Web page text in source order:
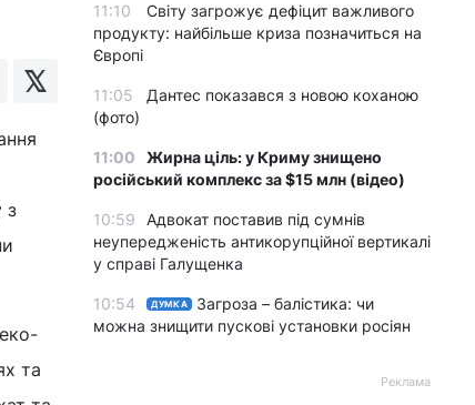
з
та
11:10
Світу загрожує дефіцит важливого
продукту: найбільше криза позначиться на
Європі
11:05
Дантес показався з новою коханою
(фото)
11:00
Жирна ціль: у Криму знищено
російський комплекс за $15 млн (відео)
10:59
Адвокат поставив під сумнів
неупередженість антикорупційної вертикалі
у справі Галущенка
10:54 ДУМКА
Загроза – балістика: чи
можна знищити пускові установки росіян
Реклама